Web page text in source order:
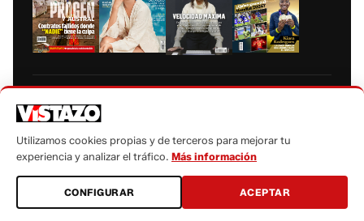
autorización escrita de su titular, de todos los contenidos de Vistazo.com.
Utilizamos cookies propias y de terceros para mejorar tu
experiencia y analizar el tráfico. Más información
CONFIGURAR ACEPTAR